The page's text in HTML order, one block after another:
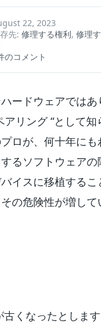
22, 2023
先: 修理する権利, 修理
のコメント
ードウェアでは
リング “として
ロが、何十年に
るソフトウェア
イスに移植する
の危険性が増し
くなったとしま